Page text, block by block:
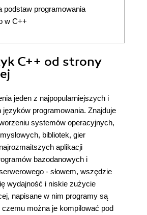
podstaw programowania
w C++
C++ od strony
jeden z najpopularniejszych i
języków programowania. Znajduje
systemów operacyjnych,
bibliotek, gier
aplikacji
bazodanowych i
- słowem, wszędzie
wydajność i niskie zużycie
napisane w nim programy są
można je kompilować pod